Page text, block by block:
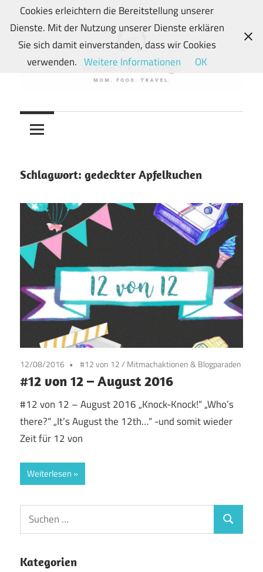
Zum
Inhalt
springen
wunschkindwege
Wunschkindern
und
Mein
Food-
Travelblog
Schlagwort: gedeckter Apfelkuchen
12/08/2016 #12 von 12/ Mitmachaktionen & Blogparaden
#12 von 12 – August 2016
#12 von 12 – August 2016 „Knock-Knock!“ „Who’s
there?“ „It’s August the 12th…“ -und somit wieder
Zeit für 12 von
Weiterlesen
Suchen
nach:
Suchen
Kategorien
Cookies erleichtern die Bereitstellung unserer
Dienste. Mit der Nutzung unserer Dienste erklären
Sie sich damit einverstanden, dass wir Cookies
verwenden. Weitere Informationen OK